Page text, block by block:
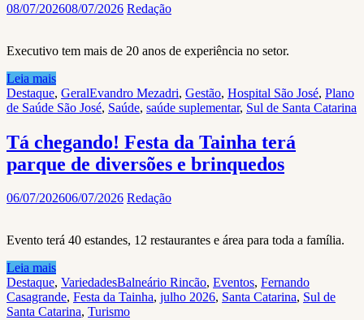
08/07/202608/07/2026 Redação
Executivo tem mais de 20 anos de experiência no setor.
Leia mais
Destaque, GeralEvandro Mezadri, Gestão, Hospital São José, Plano
de Saúde São José, Saúde, saúde suplementar, Sul de Santa Catarina
Tá chegando! Festa da Tainha terá
parque de diversões e brinquedos
06/07/202606/07/2026 Redação
Evento terá 40 estandes, 12 restaurantes e área para toda a família.
Leia mais
Destaque, VariedadesBalneário Rincão, Eventos, Fernando
Casagrande, Festa da Tainha, julho 2026, Santa Catarina, Sul de
Santa Catarina, Turismo